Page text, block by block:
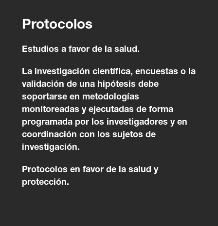
Protocolos
Estudios a favor de la salud.
La investigación científica, encuestas o la
validación de una hipótesis debe
soportarse en metodologías
monitoreadas y ejecutadas de forma
programada por los investigadores y en
coordinación con los sujetos de
investigación.
Protocolos en favor de la salud y
protección.